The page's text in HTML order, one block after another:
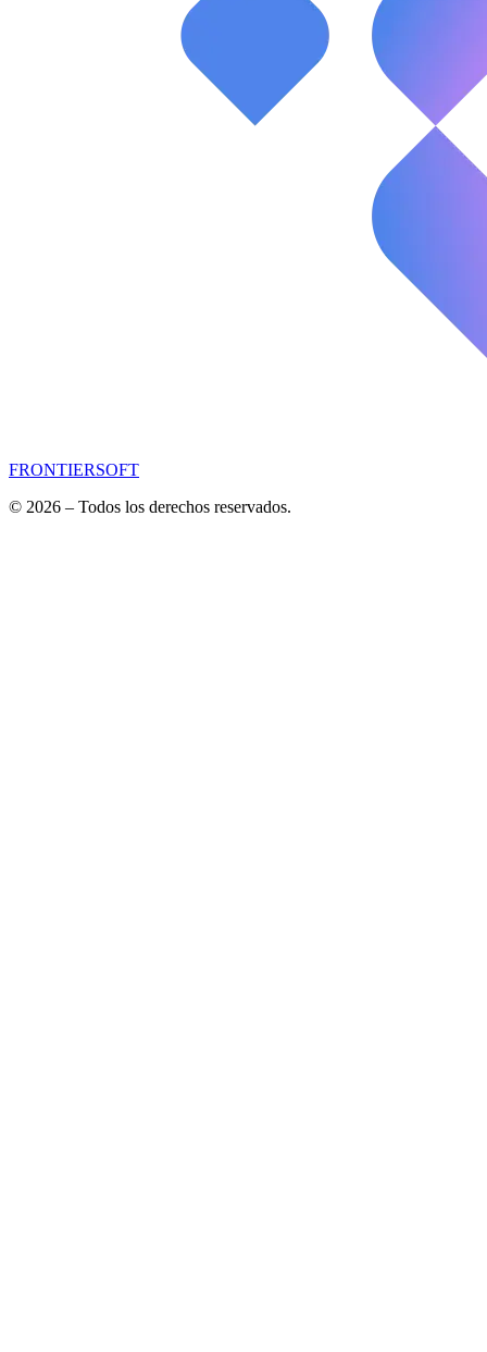
FRONTIERSOFT
© 2026 – Todos los derechos reservados.